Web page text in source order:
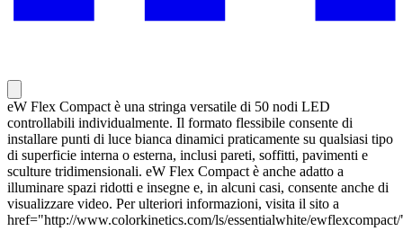
eW Flex Compact è una stringa versatile di 50 nodi LED
controllabili individualmente. Il formato flessibile consente di
installare punti di luce bianca dinamici praticamente su qualsiasi tipo
di superficie interna o esterna, inclusi pareti, soffitti, pavimenti e
sculture tridimensionali. eW Flex Compact è anche adatto a
illuminare spazi ridotti e insegne e, in alcuni casi, consente anche di
visualizzare video. Per ulteriori informazioni, visita il sito a
href="http://www.colorkinetics.com/ls/essentialwhite/